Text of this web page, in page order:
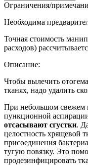
Ограничения/
Необходима
Точная стоимость
расходов)
Описание:
Чтобы вылечить
тканях, надо удалить
При небольшом свежем
пункционной
отсасывают сгустки.
целостность хрящевой
присоединения
тугую повязку. Это
продезинфицировать